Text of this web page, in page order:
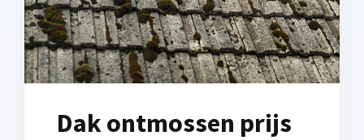
Dak ontmossen prijs